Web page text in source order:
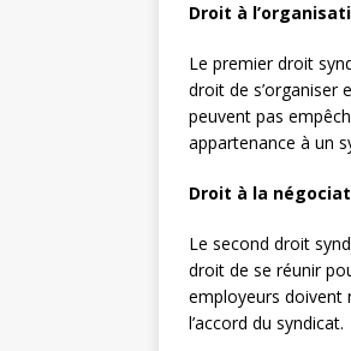
Droit à
Le premier droit
droit de s’organiser
peuvent pas
appartenance à un
Droit à la
Le second droit
droit de se réunir
employeurs doivent
l’accord du syndicat.